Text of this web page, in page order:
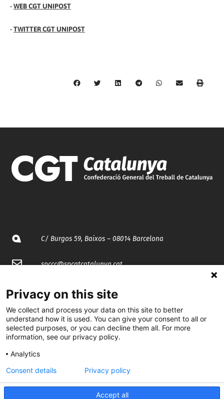
-WEB CGT UNIPOST
-TWITTER CGT UNIPOST
C/ Burgos 59, Baixos – 08014 Barcelona
spccc@spcgtcatalunya.cat
@CGTCatalunya
cgtcatalunya
CGTCatalunya
cgtcatalunya
Privacy on this site
We collect and process your data on this site to better
understand how it is used. You can give your consent to all or
selected purposes, or you can decline them all. For more
information, see our privacy policy.
Analytics
Accept all
Consent details Privacy policy